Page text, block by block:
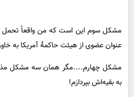
مشکل سوم این است که من واقعاً تحمل
عنوان عضوی از هیئت حاکمۀ آمریکا به
مشکل چهارم....مگر همان سه مشکل
به بقیه‌اش بپردازم!